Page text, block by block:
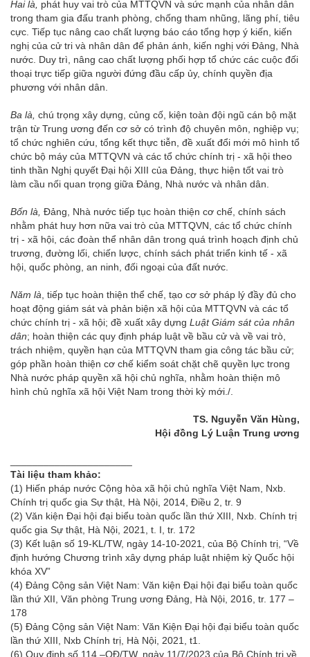
Hai là, phát huy vai trò của MTTQVN và sức mạnh của nhân dân
trong tham gia đấu tranh phòng, chống tham nhũng, lãng phí, tiêu
cực. Tiếp tục nâng cao chất lượng báo cáo tổng hợp ý kiến, kiến
nghị của cử tri và nhân dân để phản ánh, kiến nghị với Đảng, Nhà
nước. Duy trì, nâng cao chất lượng phối hợp tổ chức các cuộc đối
thoại trực tiếp giữa người đứng đầu cấp ủy, chính quyền địa
phương với nhân dân.
Ba là, chú trọng xây dựng, củng cố, kiện toàn đội ngũ cán bộ mặt
trận từ Trung ương đến cơ sở có trình độ chuyên môn, nghiệp vụ;
tổ chức nghiên cứu, tổng kết thực tiễn, đề xuất đổi mới mô hình tổ
chức bộ máy của MTTQVN và các tổ chức chính trị - xã hội theo
tinh thần Nghị quyết Đại hội XIII của Đảng, thực hiện tốt vai trò
làm cầu nối quan trọng giữa Đảng, Nhà nước và nhân dân.
Bốn là, Đảng, Nhà nước tiếp tục hoàn thiện cơ chế, chính sách
nhằm phát huy hơn nữa vai trò của MTTQVN, các tổ chức chính
trị - xã hội, các đoàn thể nhân dân trong quá trình hoạch định chủ
trương, đường lối, chiến lược, chính sách phát triển kinh tế - xã
hội, quốc phòng, an ninh, đối ngoại của đất nước.
Năm là, tiếp tục hoàn thiện thể chế, tạo cơ sở pháp lý đầy đủ cho
hoạt động giám sát và phản biện xã hội của MTTQVN và các tổ
chức chính trị - xã hội; đề xuất xây dựng Luật Giám sát của nhân
dân; hoàn thiện các quy định pháp luật về bầu cử và về vai trò,
trách nhiệm, quyền hạn của MTTQVN tham gia công tác bầu cử;
góp phần hoàn thiện cơ chế kiểm soát chặt chẽ quyền lực trong
Nhà nước pháp quyền xã hội chủ nghĩa, nhằm hoàn thiện mô
hình chủ nghĩa xã hội Việt Nam trong thời kỳ mới./.
TS. Nguyễn Văn Hùng,
Hội đồng Lý Luận Trung ương
Tài liệu tham khảo:
(1) Hiến pháp nước Cộng hòa xã hội chủ nghĩa Việt Nam, Nxb.
Chính trị quốc gia Sự thật, Hà Nội, 2014, Điều 2, tr. 9
(2) Văn kiện Đại hội đại biểu toàn quốc lần thứ XIII, Nxb. Chính trị
quốc gia Sự thật, Hà Nội, 2021, t. I, tr. 172
(3) Kết luận số 19-KL/TW, ngày 14-10-2021, của Bộ Chính trị, “Về
định hướng Chương trình xây dựng pháp luật nhiệm kỳ Quốc hội
khóa XV”
(4) Đảng Cộng sản Việt Nam: Văn kiện Đại hội đại biểu toàn quốc
lần thứ XII, Văn phòng Trung ương Đảng, Hà Nội, 2016, tr. 177 –
178
(5) Đảng Cộng sản Việt Nam: Văn Kiện Đại hội đại biểu toàn quốc
lần thứ XIII, Nxb Chính trị, Hà Nội, 2021, t1.
(6) Quy định số 114 –QĐ/TW, ngày 11/7/2023 của Bộ Chính trị về